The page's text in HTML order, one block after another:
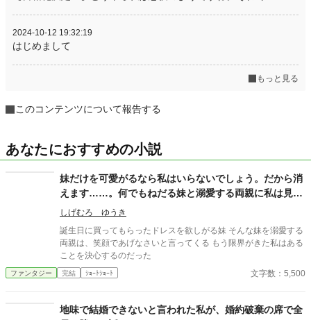
2024-10-12 19:32:19
はじめまして
もっと見る
このコンテンツについて報告する
あなたにおすすめの小説
妹だけを可愛がるなら私はいらないでしょう。だから消
えます……。何でもねだる妹と溺愛する両親に私は見切
りをつける。
しげむろ ゆうき
誕生日に買ってもらったドレスを欲しがる妹 そんな妹を溺愛する
両親は、笑顔であげなさいと言ってくる もう限界がきた私はある
ことを決心するのだった
ファンタジー 完結 ｼｮｰﾄｼｮｰﾄ 文字数：5,500
地味で結婚できないと言われた私が、婚約破棄の席で全